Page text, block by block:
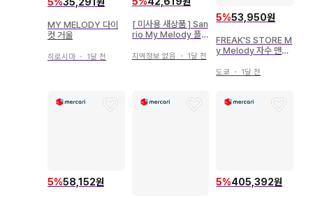
MY MELODY 다이
컷 거울
히로시마 ・ 1달 전
[ 미사용 새상품 ] San
rio My Melody 플러
지역정보 없음 ・ 1달 전
5%53,950원
FREAK'S STORE M
y Melody 자수 맨투
도쿄 ・ 1달 전
5%58,152원 5%405,392원